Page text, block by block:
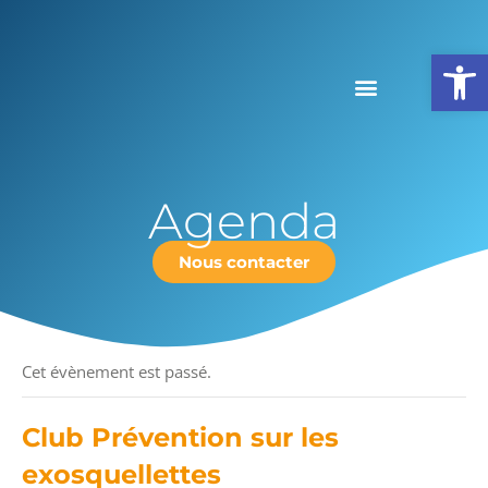
Nous contacter
Agenda
« Tous les Évènements
Cet évènement est passé.
Club Prévention sur les
exosquellettes